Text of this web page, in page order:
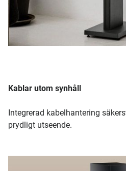
Kablar utom synhåll
Integrerad kabelhantering
prydligt utseende.